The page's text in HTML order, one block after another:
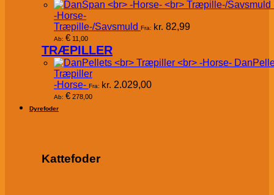
-Horse-
Træpille-/Savsmuld Fra: kr. 82,99
Ab: € 11,00
TRÆPILLER
Træpiller
-Horse- Fra: kr. 2.029,00
Ab: € 278,00
Dyrefoder
Kattefoder